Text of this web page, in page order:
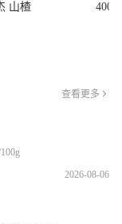
山楂 400
查看更多 
2026-08-06